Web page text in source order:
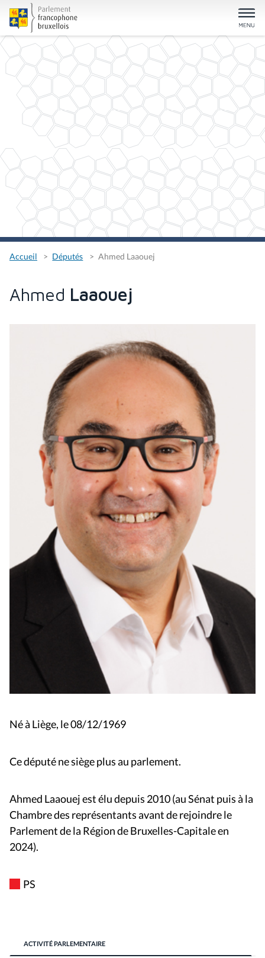
Accueil Députés Ahmed Laaouej
Ahmed Laaouej
Né à Liège, le 08/12/1969
Ce député ne siège plus au parlement.
Ahmed Laaouej est élu depuis 2010 (au Sénat puis à la
Chambre des représentants avant de rejoindre le
Parlement de la Région de Bruxelles-Capitale en
2024).
PS
ACTIVITÉ PARLEMENTAIRE